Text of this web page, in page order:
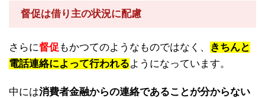
督促は借り主の状況に配慮
さらに督促 もかつてのようなものではなく、
きちんと
電話連絡によって行われるようになっています。
中には消費者金融からの連絡であることが分からない